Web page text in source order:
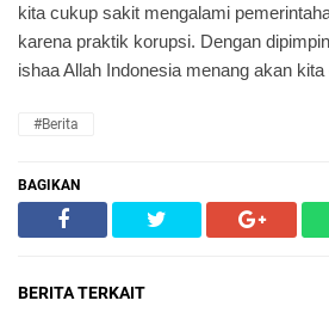
kita cukup sakit mengalami
karena praktik korupsi. Dengan
ishaa Allah Indonesia menang akan
#Berita
BAGIKAN
BERITA TERKAIT